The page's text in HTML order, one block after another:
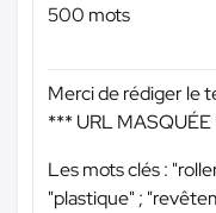
500 mots
Merci de rédiger le
*** URL
Les mots clés :
"plastique" ;